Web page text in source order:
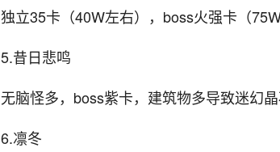
独立35卡（40W左右），boss火强卡（75W
5.昔日悲鸣
无脑怪多，boss紫卡，建筑物多导致迷幻
6.凛冬